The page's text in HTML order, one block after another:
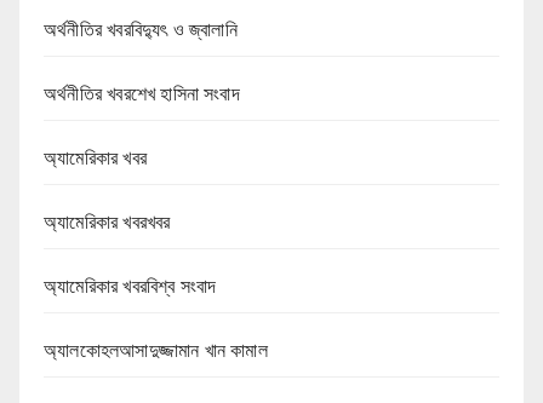
অর্থনীতির খবরবিদ্যুৎ ও জ্বালানি
অর্থনীতির খবরশেখ হাসিনা সংবাদ
অ্যামেরিকার খবর
অ্যামেরিকার খবরখবর
অ্যামেরিকার খবরবিশ্ব সংবাদ
অ্যালকোহলআসাদুজ্জামান খান কামাল